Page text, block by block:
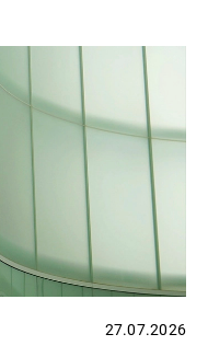
per aiutare i
propria salute fisica
27.07.2026